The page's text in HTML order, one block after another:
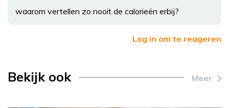
waarom vertellen zo nooit de calorieën erbij?
Log in om te reageren
Bekijk ook Meer